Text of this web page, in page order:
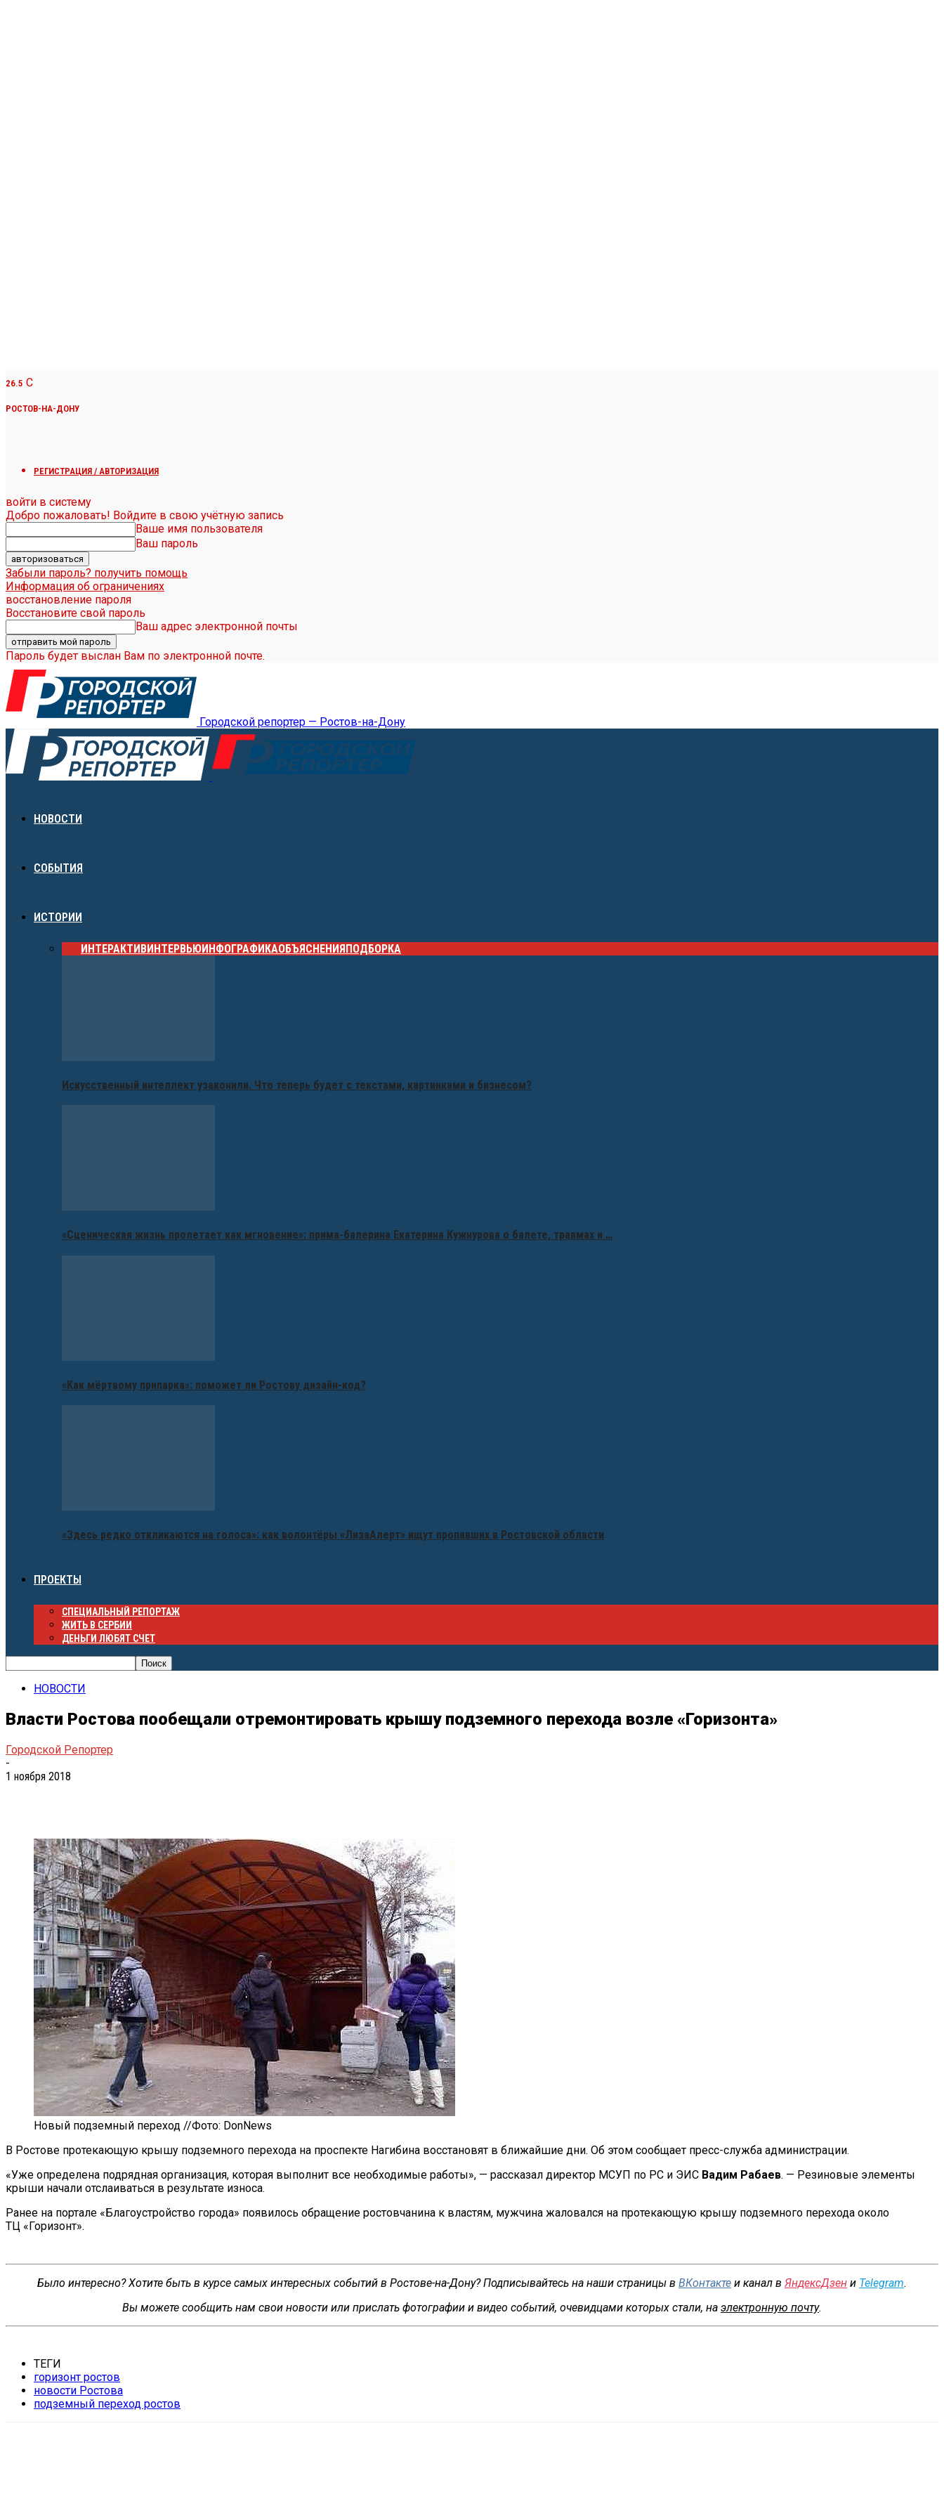
26.5 C
РОСТОВ-НА-ДОНУ
РЕГИСТРАЦИЯ / АВТОРИЗАЦИЯ
войти в систему
Добро пожаловать! Войдите в свою учётную запись
Ваше имя пользователя
Ваш пароль
Забыли пароль? получить помощь
Информация об ограничениях
восстановление пароля
Восстановите свой пароль
Ваш адрес электронной почты
Пароль будет выслан Вам по электронной почте.
Городской репортер — Ростов-на-Дону
НОВОСТИ
СОБЫТИЯ
ИСТОРИИ
ИНТЕРАКТИВИНТЕРВЬЮИНФОГРАФИКАОБЪЯСНЕНИЯПОДБОРКА
Искусственный интеллект узаконили. Что теперь будет с текстами, картинками и бизнесом?
«Сценическая жизнь пролетает как мгновение»: прима-балерина Екатерина Кужнурова о балете, травмах и …
«Как мёртвому припарка»: поможет ли Ростову дизайн-код?
«Здесь редко откликаются на голоса»: как волонтёры «ЛизаАлерт» ищут пропавших в Ростовской области
ПРОЕКТЫ
СПЕЦИАЛЬНЫЙ РЕПОРТАЖ
ЖИТЬ В СЕРБИИ
ДЕНЬГИ ЛЮБЯТ СЧЕТ
НОВОСТИ
Власти Ростова пообещали отремонтировать крышу подземного перехода возле «Горизонта»
Городской Репортер
-
1 ноября 2018
Новый подземный переход //Фото: DonNews
В Ростове протекающую крышу подземного перехода на проспекте Нагибина восстановят в ближайшие дни. Об этом сообщает пресс-служба администрации.
«Уже определена подрядная организация, которая выполнит все необходимые работы», — рассказал директор МСУП по РС и ЭИС Вадим Рабаев. — Резиновые элементы
крыши начали отслаиваться в результате износа.
Ранее на портале «Благоустройство города» появилось обращение ростовчанина к властям, мужчина жаловался на протекающую крышу подземного перехода около
ТЦ «Горизонт».
Было интересно? Хотите быть в курсе самых интересных событий в Ростове-на-Дону? Подписывайтесь на наши страницы в ВКонтакте и канал в ЯндексДзен и Telegram.
Вы можете сообщить нам свои новости или прислать фотографии и видео событий, очевидцами которых стали, на электронную почту.
ТЕГИ
горизонт ростов
новости Ростова
подземный переход ростов